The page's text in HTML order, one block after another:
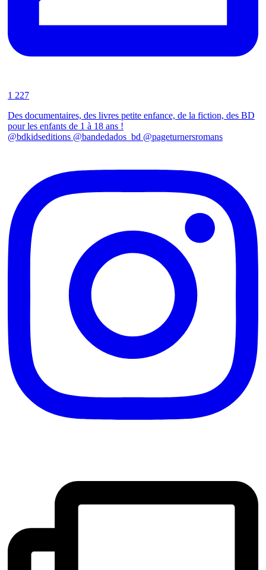
1 227
Des documentaires, des livres petite enfance, de la fiction, des BD
pour les enfants de 1 à 18 ans !
@bdkidseditions @bandedados_bd @pageturnersromans